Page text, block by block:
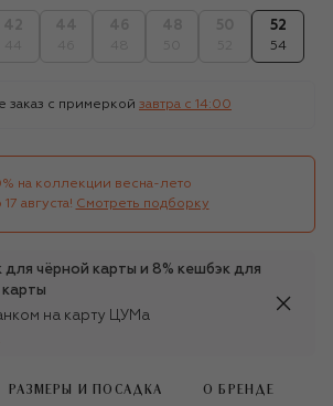
52
54
заказ с примеркой завтра c 14:00
на коллекции весна-лето
17 августа! Смотреть подборку
для чёрной карты и 8% кешбэк для
на карту ЦУМа
РАЗМЕРЫ И ПОСАДКА О БРЕНДЕ